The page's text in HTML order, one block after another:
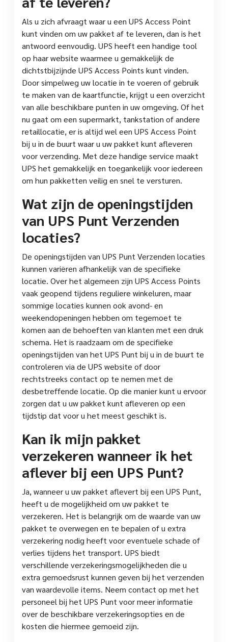
Als u zich afvraagt waar u een UPS Access Point
kunt vinden om uw pakket af te leveren, dan is het
antwoord eenvoudig. UPS heeft een handige tool
op haar website waarmee u gemakkelijk de
dichtstbijzijnde UPS Access Points kunt vinden.
Door simpelweg uw locatie in te voeren of gebruik
te maken van de kaartfunctie, krijgt u een overzicht
van alle beschikbare punten in uw omgeving. Of het
nu gaat om een supermarkt, tankstation of andere
retaillocatie, er is altijd wel een UPS Access Point
bij u in de buurt waar u uw pakket kunt afleveren
voor verzending. Met deze handige service maakt
UPS het gemakkelijk en toegankelijk voor iedereen
om hun pakketten veilig en snel te versturen.
Wat zijn de openingstijden
van UPS Punt Verzenden
locaties?
De openingstijden van UPS Punt Verzenden locaties
kunnen variëren afhankelijk van de specifieke
locatie. Over het algemeen zijn UPS Access Points
vaak geopend tijdens reguliere winkeluren, maar
sommige locaties kunnen ook avond- en
weekendopeningen hebben om tegemoet te
komen aan de behoeften van klanten met een druk
schema. Het is raadzaam om de specifieke
openingstijden van het UPS Punt bij u in de buurt te
controleren via de UPS website of door
rechtstreeks contact op te nemen met de
desbetreffende locatie. Op die manier kunt u ervoor
zorgen dat u uw pakket kunt afleveren op een
tijdstip dat voor u het meest geschikt is.
Kan ik mijn pakket
verzekeren wanneer ik het
aflever bij een UPS Punt?
Ja, wanneer u uw pakket aflevert bij een UPS Punt,
heeft u de mogelijkheid om uw pakket te
verzekeren. Het is belangrijk om de waarde van uw
pakket te overwegen en te bepalen of u extra
verzekering nodig heeft voor eventuele schade of
verlies tijdens het transport. UPS biedt
verschillende verzekeringsmogelijkheden die u
extra gemoedsrust kunnen geven bij het verzenden
van waardevolle items. Neem contact op met het
personeel bij het UPS Punt voor meer informatie
over de beschikbare verzekeringsopties en de
kosten die hiermee gemoeid zijn.